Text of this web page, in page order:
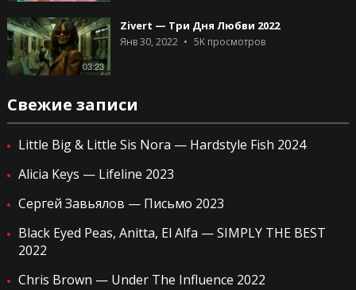
03:23
Zivert — Три Дня Любви 2022
Янв 30, 2022 5Kпросмотров
Свежие записи
Little Big & Little Sis Nora — Hardstyle Fish 2024
Alicia Keys — Lifeline 2023
Сергей Завьялов — Письмо 2023
Black Eyed Peas, Anitta, El Alfa — SIMPLY THE BEST
2022
Chris Brown — Under The Influence 2022